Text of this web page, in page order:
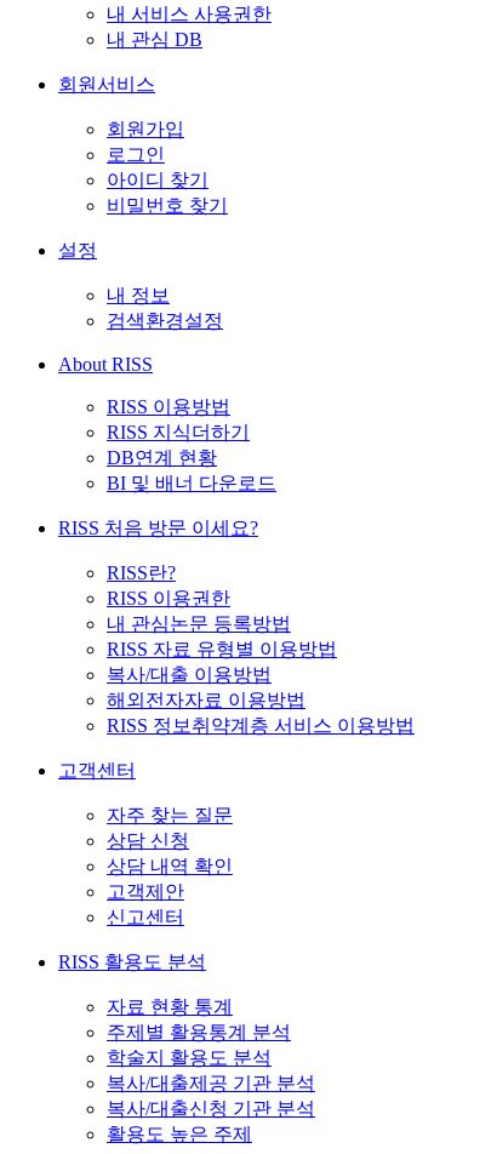
내 서비스 사용권한
내 관심 DB
회원서비스
회원가입
로그인
아이디 찾기
비밀번호 찾기
설정
내 정보
검색환경설정
About RISS
RISS 이용방법
RISS 지식더하기
DB연계 현황
BI 및 배너 다운로드
RISS 처음 방문 이세요?
RISS란?
RISS 이용권한
내 관심논문 등록방법
RISS 자료 유형별 이용방법
복사/대출 이용방법
해외전자자료 이용방법
RISS 정보취약계층 서비스 이용방법
고객센터
자주 찾는 질문
상담 신청
상담 내역 확인
고객제안
신고센터
RISS 활용도 분석
자료 현황 통계
주제별 활용통계 분석
학술지 활용도 분석
복사/대출제공 기관 분석
복사/대출신청 기관 분석
활용도 높은 주제